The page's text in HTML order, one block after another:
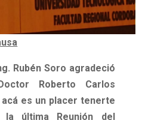
Rubén Soro agradeció
Roberto Carlos
acá es un placer tenerte
última Reunión del